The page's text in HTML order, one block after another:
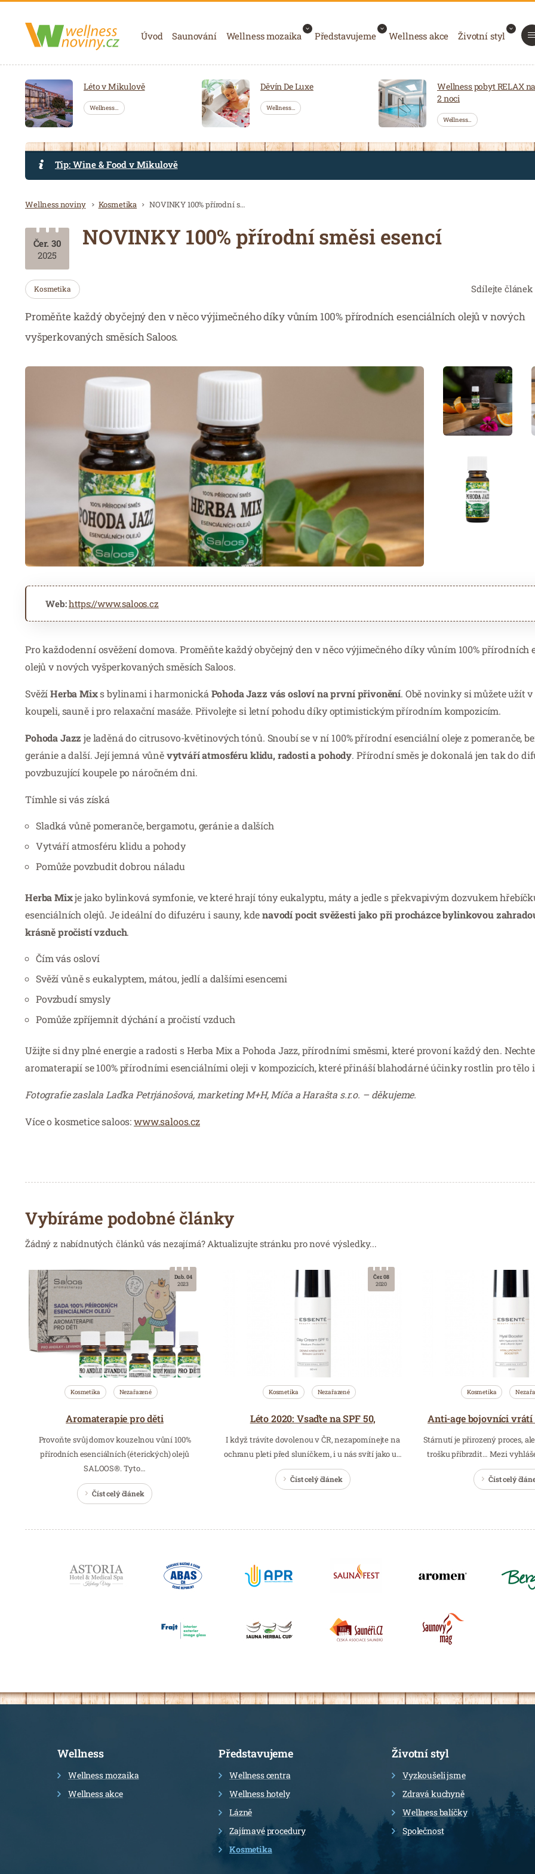
Navigace
Úvod Saunování Wellness mozaika Představujeme Wellness akce Životní styl
Léto v Mikulově
Wellness…
Děvín De Luxe
Wellness…
Wellness pobyt RELAX na
2 noci
Wellness…
Tip: Wine & Food v Mikulově
Drobečková navigace
Wellness noviny Kosmetika NOVINKY 100% přírodní směsi esencí
Čer. 30
2025
NOVINKY 100% přírodní směsi esencí
Sdílejte článek
Kosmetika
Proměňte každý obyčejný den v něco výjimečného díky vůním 100% přírodních esenciálních olejů v nových
vyšperkovaných směsích Saloos.
Web:https://www.saloos.cz
Pro každodenní osvěžení domova. Proměňte každý obyčejný den v něco výjimečného díky vůním 100% přírodních
olejů v nových vyšperkovaných směsích Saloos.
SvěžíHerba Mixs bylinami i harmonická Pohoda Jazz vás osloví na první přivonění. Obě novinky si můžete užít
koupeli, sauně i pro relaxační masáže. Přivolejte si letní pohodu díky optimistickým přírodním kompozicím.
Pohoda Jazz je laděná do citrusovo-květinových tónů. Snoubí se v ní 100% přírodní esenciální oleje z pomeranče,
geránie a další. Její jemná vůněvytváří atmosféru klidu, radosti a pohody. Přírodní směs je dokonalá jen tak do
povzbuzující koupele po náročném dni.
Tímhle si vás získá
Sladká vůně pomeranče, bergamotu, geránie a dalších
Vytváří atmosféru klidu a pohody
Pomůže povzbudit dobrou náladu
Herba Mixje jako bylinková symfonie, ve které hrají tóny eukalyptu, máty a jedle s překvapivým dozvukem
esenciálních olejů. Je ideální do difuzéru i sauny, kdenavodí pocit svěžesti jako při procházce bylinkovou
krásně pročistí vzduch.
Čím vás osloví
Svěží vůně s eukalyptem, mátou, jedlí a dalšími esencemi
Povzbudí smysly
Pomůže zpříjemnit dýchání a pročistí vzduch
Užijte si dny plné energie a radosti s Herba Mix a Pohoda Jazz, přírodními směsmi, které provoní každý den.
aromaterapií se 100% přírodními esenciálními oleji v kompozicích, které přináší blahodárné účinky rostlin pro tělo
Fotografie zaslala Laďka Petrjánošová, marketing M+H, Míča a Harašta s.r.o. – děkujeme.
Více o kosmetice saloos:www.saloos.cz
Vybíráme podobné články
Žádný z nabídnutých článků vás nezajímá? Aktualizujte stránku pro nové výsledky...
Kosmetika Nezařazené
Aromaterapie pro děti
Provoňte svůj domov kouzelnou vůní 100%
přírodních esenciálních (éterických) olejů
SALOOS®. Tyto…
Číst celý článek
Dub. 04
2023
Kosmetika Nezařazené
Léto 2020: Vsaďte na SPF 50,
I když trávíte dovolenou v ČR, nezapomínejte na
ochranu pleti před sluníčkem, i u nás svítí jako u…
Číst celý článek
Čer. 08
2020
Kosmetika
Stárnutí je přirozený proces,
trošku přibrzdit… Mezi
Číst celý
Informace
Wellness
Wellness mozaika
Wellness akce
Představujeme
Wellness centra
Wellness hotely
Lázně
Zajímavé procedury
Kosmetika
Životní styl
Vyzkoušeli jsme
Zdravá kuchyně
Wellness balíčky
Společnost